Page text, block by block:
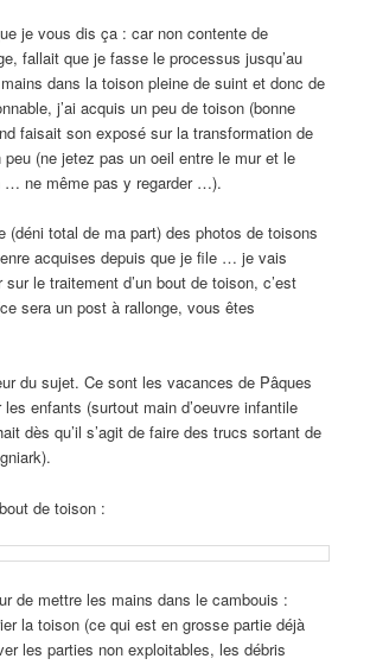
je vous dis ça : car non contente de
fallait que je fasse le processus jusqu’au
dans la toison pleine de suint et donc de
j’ai acquis un peu de toison (bonne
faisait son exposé sur la transformation de
(ne jetez pas un oeil entre le mur et le
ne même pas y regarder …).
(déni total de ma part) des photos de toisons
acquises depuis que je file … je vais
le traitement d’un bout de toison, c’est
sera un post à rallonge, vous êtes
du sujet. Ce sont les vacances de Pâques
enfants (surtout main d’oeuvre infantile
dès qu’il s’agit de faire des trucs sortant de
de toison :
de mettre les mains dans le cambouis :
la toison (ce qui est en grosse partie déjà
les parties non exploitables, les débris